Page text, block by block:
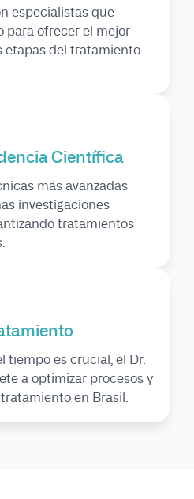
especialistas que
para ofrecer el mejor
etapas del tratamiento
Científica
más avanzadas
investigaciones
tratamientos
tiempo es crucial, el Dr.
a optimizar procesos y
en Brasil.